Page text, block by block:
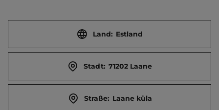
Land: Estland
Stadt: 71202 Laane
Straße: Laane küla